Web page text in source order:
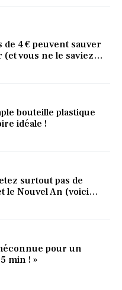
de 4 € peuvent sauver
(et vous ne le saviez
bouteille plastique
idéale !
surtout pas de
le Nouvel An (voici
pour un
min ! »